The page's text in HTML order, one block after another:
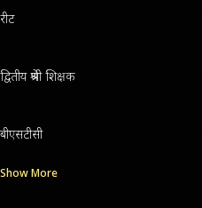
रीट
द्वितीय श्रेणी शिक्षक
बीएसटीसी
Show More